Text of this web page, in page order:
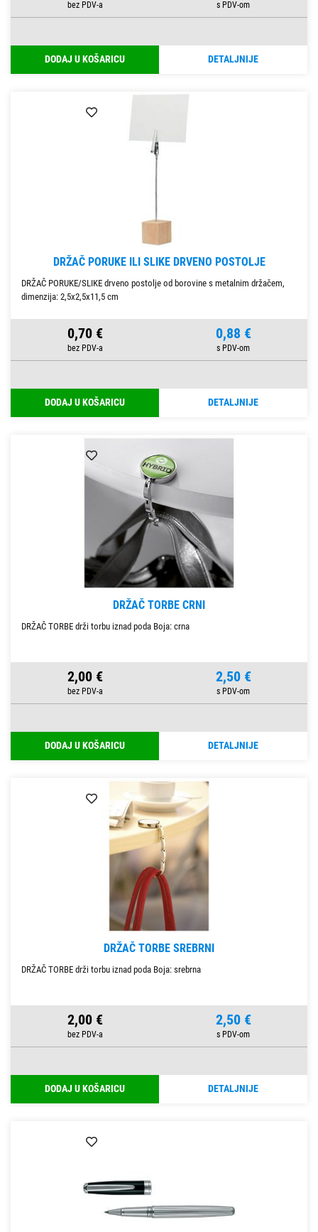
DODAJ U KOŠARICU DETALJNIJE
DRŽAČ PORUKE ILI SLIKE DRVENO POSTOLJE
DRŽAČ PORUKE/SLIKE drveno postolje od borovine s metalnim držačem,
dimenzija: 2,5x2,5x11,5 cm
0,70 € 0,88 €
DODAJ U KOŠARICU DETALJNIJE
DRŽAČ TORBE CRNI
DRŽAČ TORBE drži torbu iznad poda Boja: crna
2,00 € 2,50 €
DODAJ U KOŠARICU DETALJNIJE
DRŽAČ TORBE SREBRNI
DRŽAČ TORBE drži torbu iznad poda Boja: srebrna
2,00 € 2,50 €
DODAJ U KOŠARICU DETALJNIJE